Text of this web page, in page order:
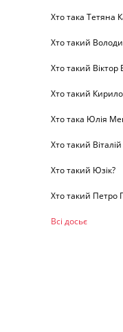
Хто така Тетяна
Хто такий
Хто такий Віктор
Хто такий
Хто така Юлія
Хто такий
Хто такий Юзік?
Хто такий Петро
Всі досьє